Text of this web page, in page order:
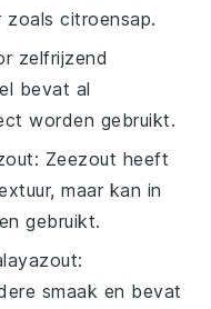
zoals citroensap.
zelfrijzend
bevat al
worden gebruikt.
: Zeezout heeft
maar kan in
gebruikt.
:
smaak en bevat